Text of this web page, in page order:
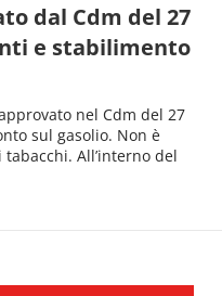
dal Cdm del 27
e stabilimento
nel Cdm del 27
sul gasolio. Non è
All’interno del